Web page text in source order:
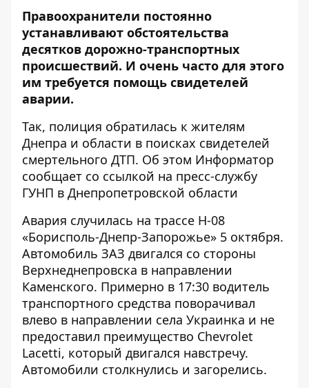
Правоохранители постоянно
устанавливают обстоятельства
десятков дорожно-транспортных
происшествий. И очень часто для этого
им требуется помощь свидетелей
аварии.
Так, полиция обратилась к жителям
Днепра и области в поисках свидетелей
смертельного ДТП. Об этом Информатор
сообщает со ссылкой на пресс-службу
ГУНП в Днепропетровской области
Авария случилась на трассе Н-08
«Борисполь-Днепр-Запорожье» 5 октября.
Автомобиль ЗАЗ двигался со стороны
Верхнеднепровска в направлении
Каменского. Примерно в 17:30 водитель
транспортного средства поворачивал
влево в направлении села Украинка и не
предоставил преимущество Chevrolet
Lacetti, который двигался навстречу.
Автомобили столкнулись и загорелись.